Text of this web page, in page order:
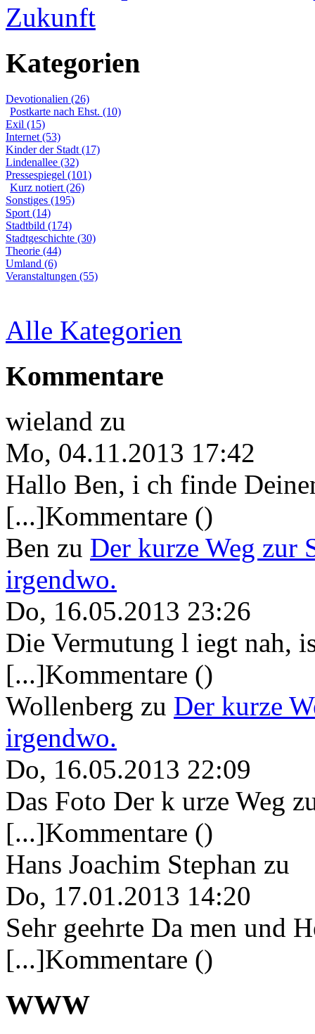
Zukunft
Kategorien
Devotionalien (26)
Postkarte nach Ehst. (10)
Exil (15)
Internet (53)
Kinder der Stadt (17)
Lindenallee (32)
Pressespiegel (101)
Kurz notiert (26)
Sonstiges (195)
Sport (14)
Stadtbild (174)
Stadtgeschichte (30)
Theorie (44)
Umland (6)
Veranstaltungen (55)
Alle Kategorien
Kommentare
wieland zu
Mo, 04.11.2013 17:42
Hallo Ben, i ch finde
[...]Kommentare ()
Ben zu Der kurze Weg zur
irgendwo.
Do, 16.05.2013 23:26
Die Vermutung l iegt nah,
[...]Kommentare ()
Wollenberg zu Der kurze
irgendwo.
Do, 16.05.2013 22:09
Das Foto Der k urze Weg
[...]Kommentare ()
Hans Joachim Stephan zu
Do, 17.01.2013 14:20
Sehr geehrte Da men und
[...]Kommentare ()
WWW